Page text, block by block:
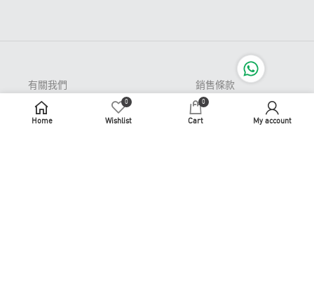
有關我們
Pop-up Store 期間限
定店
銷售條款
私隱條款
Home
0
Wishlist
0
Cart My account